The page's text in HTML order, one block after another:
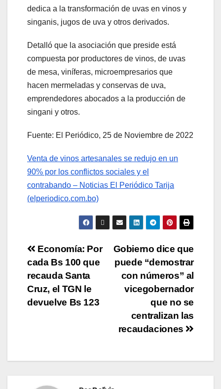
dedica a la transformación de uvas en vinos y
singanis, jugos de uva y otros derivados.
Detalló que la asociación que preside está
compuesta por productores de vinos, de uvas
de mesa, viníferas, microempresarios que
hacen mermeladas y conservas de uva,
emprendedores abocados a la producción de
singani y otros.
Fuente: El Periódico, 25 de Noviembre de 2022
Venta de vinos artesanales se redujo en un
90% por los conflictos sociales y el
contrabando – Noticias El Periódico Tarija
(elperiodico.com.bo)
Gobierno dice que
puede “demostrar
con números” al
vicegobernador
que no se
centralizan las
recaudaciones
Economía: Por
cada Bs 100 que
recauda Santa
Cruz, el TGN le
devuelve Bs 123